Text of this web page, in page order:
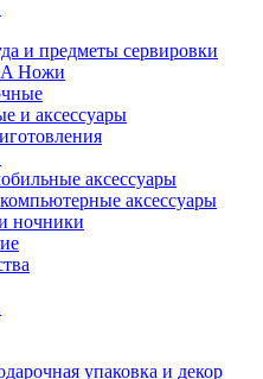
и предметы сервировки
Ножи
и аксессуары
аксессуары
аксессуары
ночники
упаковка и декор